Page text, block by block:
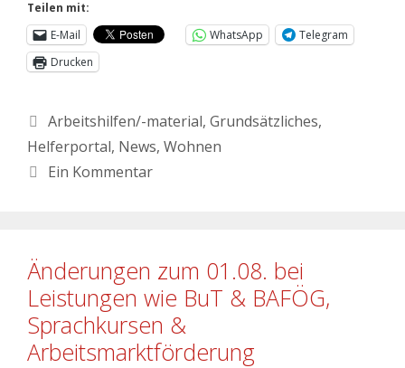
Teilen mit:
E-Mail
WhatsApp
Telegram
Drucken
Arbeitshilfen/-material, Grundsätzliches,
Helferportal, News, Wohnen
Ein Kommentar
Änderungen zum 01.08. bei
Leistungen wie BuT & BAFÖG,
Sprachkursen &
Arbeitsmarktförderung